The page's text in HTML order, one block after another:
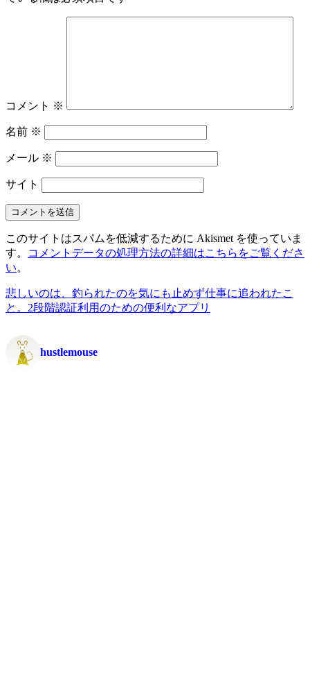
コメント ※
名前 ※
メール ※
サイト
このサイトはスパムを低減するために Akismet を使っていま
す。
コメントデータの処理方法の詳細はこちらをご覧くださ
い。
悲しいのは、釣られたのを気にも止めず仕事に追われたこ
と。 2段階認証利用のための便利なアプリ
hustlemouse